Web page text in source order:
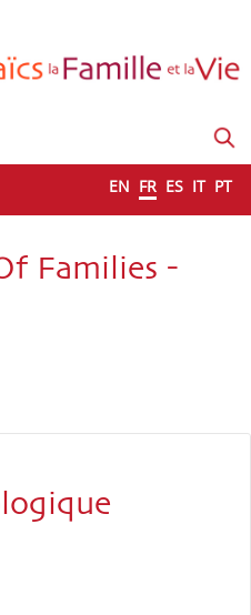
EN FR ES IT PT
Families -